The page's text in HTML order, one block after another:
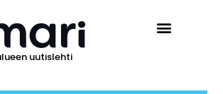
uutislehti